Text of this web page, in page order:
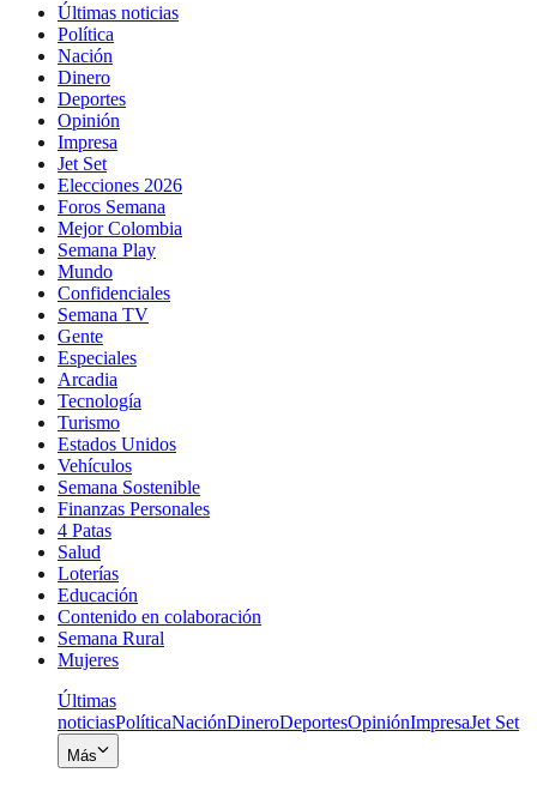
Últimas noticias
Política
Nación
Dinero
Deportes
Opinión
Impresa
Jet Set
Elecciones 2026
Foros Semana
Mejor Colombia
Semana Play
Mundo
Confidenciales
Semana TV
Gente
Especiales
Arcadia
Tecnología
Turismo
Estados Unidos
Vehículos
Semana Sostenible
Finanzas Personales
4 Patas
Salud
Loterías
Educación
Contenido en colaboración
Semana Rural
Mujeres
Últimas
noticiasPolíticaNaciónDineroDeportesOpiniónImpresaJet Set
Más